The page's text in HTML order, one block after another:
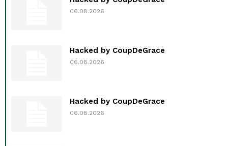
06.08.2026
Hacked by CoupDeGrace
06.08.2026
Hacked by CoupDeGrace
06.08.2026